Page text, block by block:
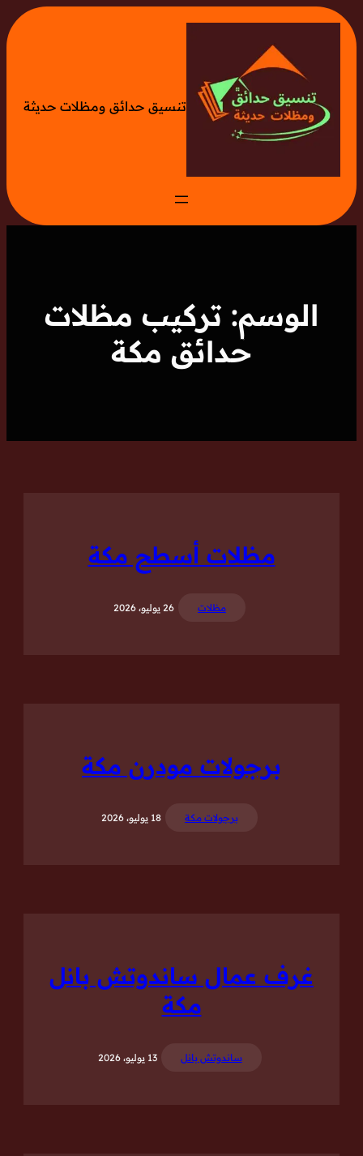
تخطى
إلى
تنسيق حدائق ومظلات حديثة
الوسم: تركيب مظلات
حدائق مكة
مظلات أسطح مكة
مظلات 26 يوليو، 2026
برجولات مودرن مكة
برجولات مكة 18 يوليو، 2026
غرف عمال ساندوتش بانل
مكة
ساندوتش بانل 13 يوليو، 2026